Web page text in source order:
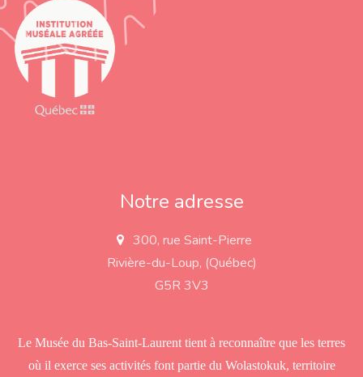
Notre adresse
a
d
300, rue Saint-Pierre
Rivière-du-Loup, (Québec)
G5R 3V3
Le Musée du Bas-Saint-Laurent tient à reconnaître que les terres
où il exerce ses activités font partie du Wolastokuk, territoire